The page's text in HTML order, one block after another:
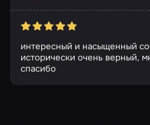
интересный и насыщенный
исторически очень верный,
спасибо